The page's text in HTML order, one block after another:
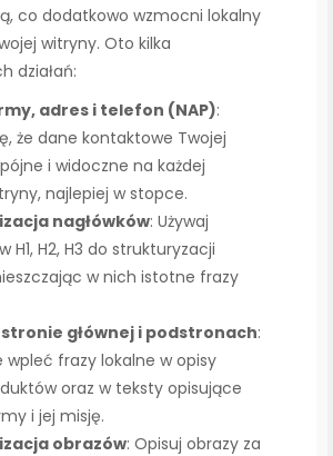
co dodatkowo wzmocni lokalny
witryny. Oto kilka
działań:
adres i telefon (NAP):
że dane kontaktowe Twojej
i widoczne na każdej
najlepiej w stopce.
nagłówków: Używaj
H1, H2, H3 do strukturyzacji
w nich istotne frazy
głównej i podstronach:
wpleć frazy lokalne w opisy
oraz w teksty opisujące
i jej misję.
obrazów: Opisuj obrazy za